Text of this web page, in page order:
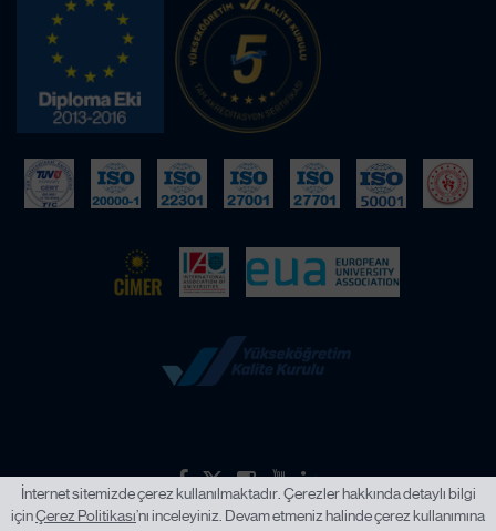
2026 © İstanbul Okan Üniversitesi.
İnternet sitemizde çerez kullanılmaktadır. Çerezler hakkında detaylı bilgi
içinÇerez Politikası’nı inceleyiniz. Devam etmeniz halinde çerez kullanımına